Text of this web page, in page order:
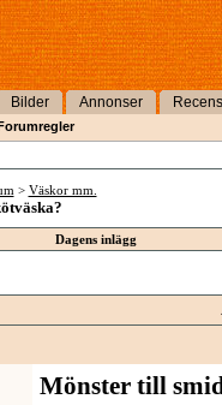
Bilder Annonser
> Väskor mm.
Dagens inlägg
Mönster till